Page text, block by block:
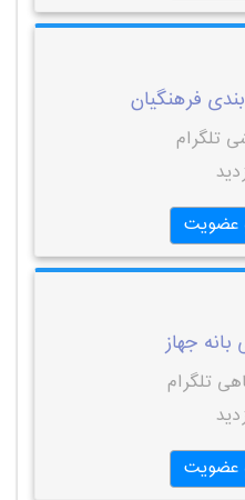
فرهنگیان
تلگرام
عضویت
بانه جهاز
تلگرام
عضویت